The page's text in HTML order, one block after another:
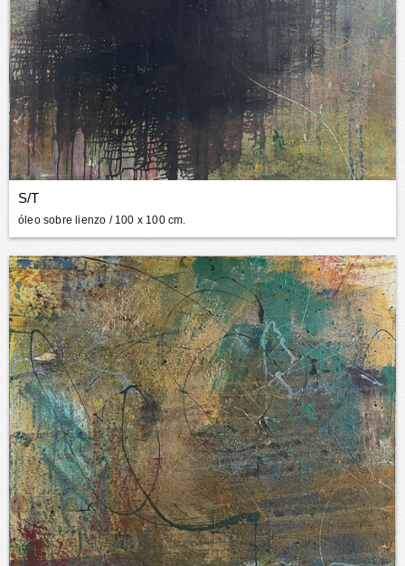
S/T
óleo sobre lienzo / 100 x 100 cm.